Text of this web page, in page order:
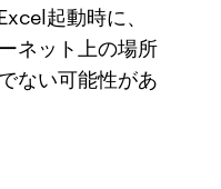
起動時に、
ネット上の場所
ない可能性があ